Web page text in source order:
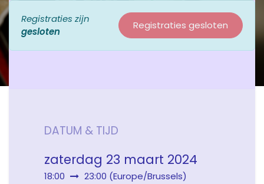
Registraties zijn
gesloten
Registraties gesloten
DATUM & TIJD
zaterdag 23 maart 2024
18:00 23:00 (Europe/Brussels)